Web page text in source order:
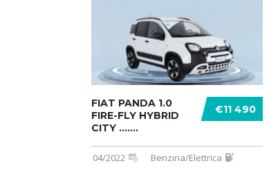
€11 490
FIAT PANDA 1.0
FIRE-FLY HYBRID
CITY .......
04/2022 Benzina/Elettrica